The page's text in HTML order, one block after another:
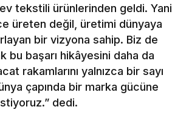
tekstili ürünlerinden geldi. Yani
üreten değil, üretimi dünyaya
bir vizyona sahip. Biz de
bu başarı hikâyesini daha da
rakamlarını yalnızca bir sayı
çapında bir marka gücüne
dedi.